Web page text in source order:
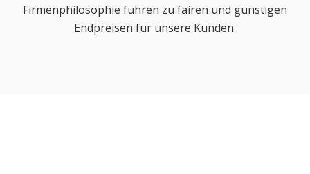
Firmenphilosophie führen zu fairen und günstigen
Endpreisen für unsere Kunden.